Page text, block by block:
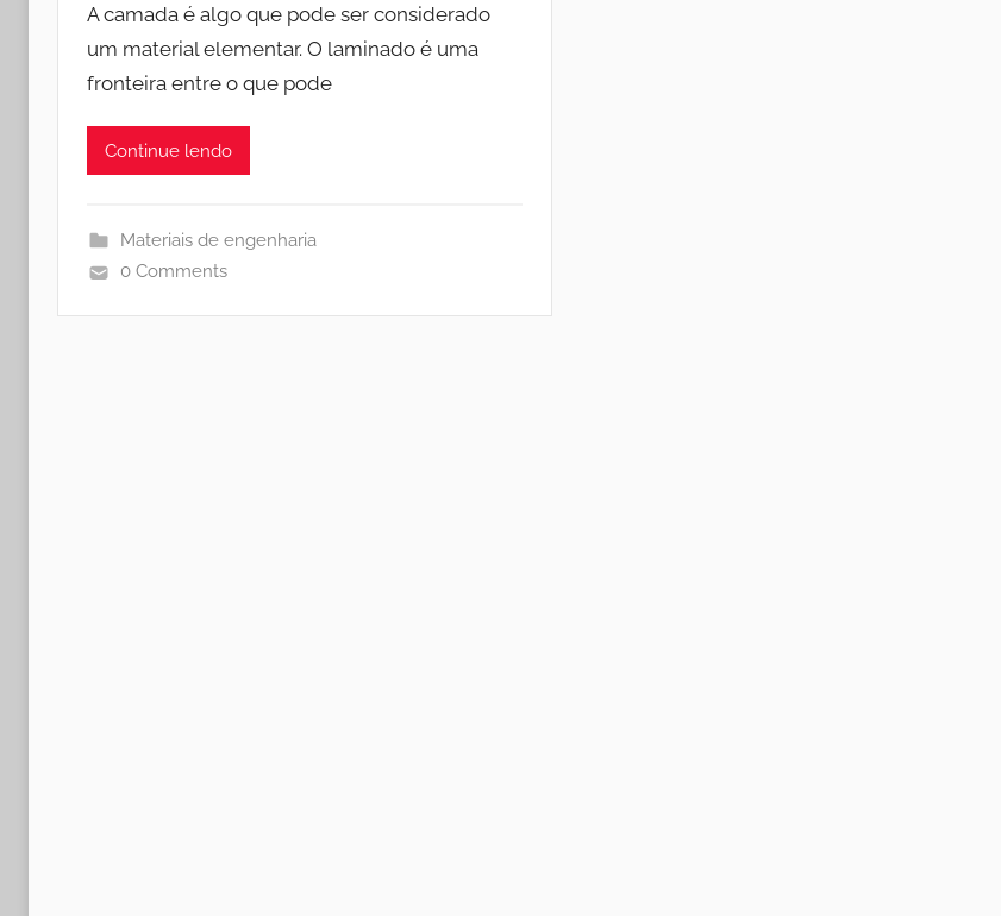
A camada é algo que pode ser considerado
um material elementar. O laminado é uma
fronteira entre o que pode
Continue lendo
Materiais de engenharia
0 Comments